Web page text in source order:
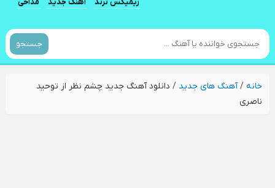
جستجو
خانه/آهنگ های جدید / دانلود آهنگ جدید چشم نظر از توحید
ناصری